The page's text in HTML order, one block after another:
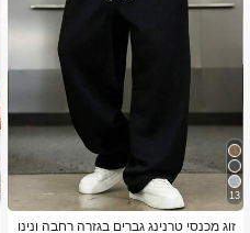
4.75
4.75 27K עוקבים
13
זוג מכנסי טרנינג גברים בגזרה רחבה ונינו